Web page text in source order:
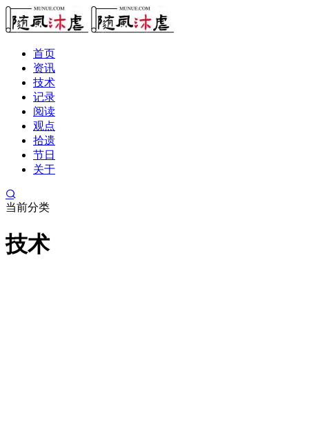
首页
资讯
技术
记录
阅读
观点
拾遗
节日
关于
当前分类
技术